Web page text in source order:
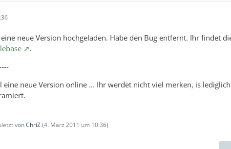
neue Version hochgeladen. Habe den Bug entfernt. Ihr findet
.
eine neue Version online ... Ihr werdet nicht viel merken, is lediglich
vonChriZ(4. März 2011 um 10:36)